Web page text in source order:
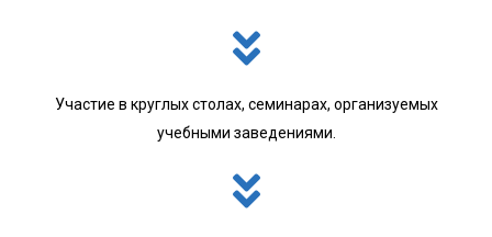
Участие в круглых столах, семинарах, организуемых
учебными заведениями.